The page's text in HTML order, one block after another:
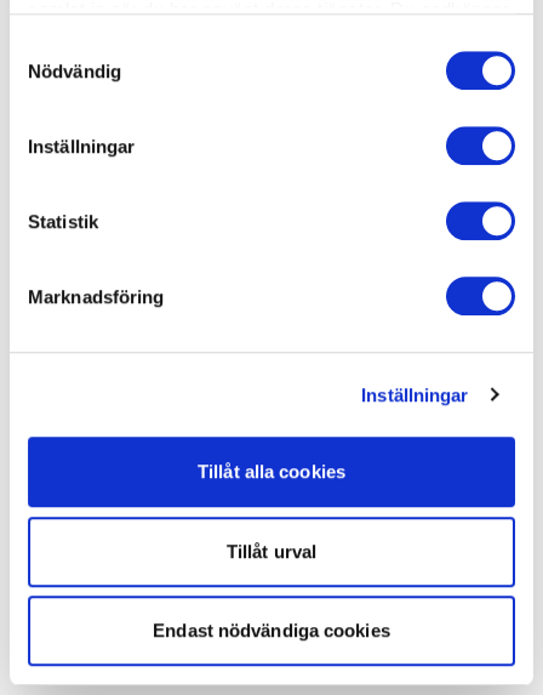
Nödvändig
Inställningar
Statistik
Marknadsföring
Inställningar
Tillåt alla cookies
Tillåt urval
Endast nödvändiga cookies